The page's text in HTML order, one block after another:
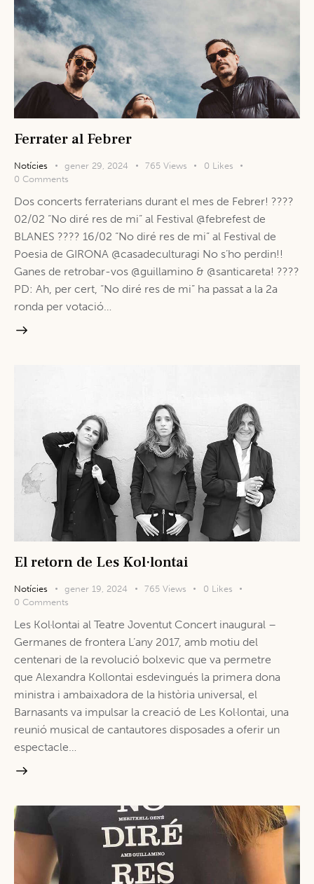
Ferrater al Febrer
Notícies gener 29, 2024 765 Views 0 Likes
0 Comments
Dos concerts ferraterians durant el mes de Febrer! ????
02/02 “No diré res de mi” al Festival @febrefest de
BLANES ???? 16/02 “No diré res de mi” al Festival de
Poesia de GIRONA @casadeculturagi No s’ho perdin!!
Ganes de retrobar-vos @guillamino & @santicareta! ????
PD: Ah, per cert, “No diré res de mi” ha passat a la 2a
ronda per votació…
El retorn de Les Kol·lontai
Notícies gener 19, 2024 765 Views 0 Likes
0 Comments
Les Kol·lontai al Teatre Joventut Concert inaugural –
Germanes de frontera L’any 2017, amb motiu del
centenari de la revolució bolxevic que va permetre
que Alexandra Kollontai esdevingués la primera dona
ministra i ambaixadora de la història universal, el
Barnasants va impulsar la creació de Les Kol·lontai, una
reunió musical de cantautores disposades a oferir un
espectacle…